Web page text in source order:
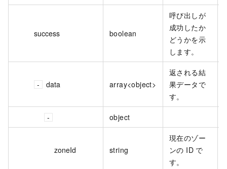
success boolean
呼び出しが
成功したか
どうかを示
します。
data array<object>
返される結
果データで
す。
object
zoneId string
現在のゾー
ンの ID で
す。